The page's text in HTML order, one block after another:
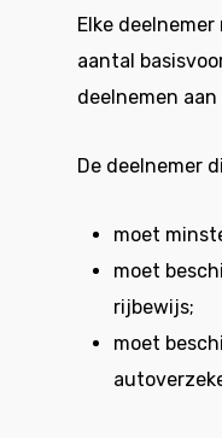
Elke
aantal
deelnemen
De deelnemer
moet
moet
rijbewijs;
moet